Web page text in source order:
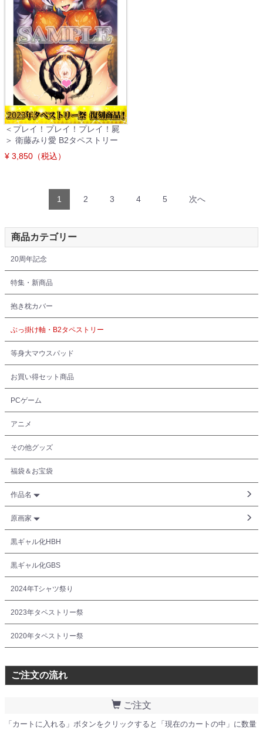
＜プレイ！プレイ！プレイ！屍
＞ 衛藤みり愛 B2タペストリー
¥ 3,850（税込）
1 2 3 4 5 次へ
商品カテゴリー
20周年記念
特集・新商品
抱き枕カバー
ぶっ掛け軸・B2タペストリー
等身大マウスパッド
お買い得セット商品
PCゲーム
アニメ
その他グッズ
福袋＆お宝袋
作品名
原画家
黒ギャル化HBH
黒ギャル化GBS
2024年Tシャツ祭り
2023年タペストリー祭
2020年タペストリー祭
ご注文の流れ
ご注文
「カートに入れる」ボタンをクリックすると「現在のカートの中」に数量